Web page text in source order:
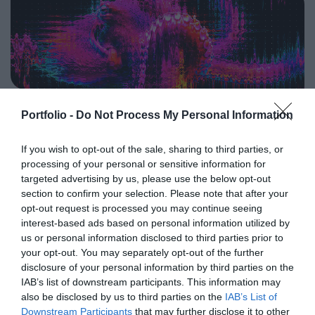
Portfolio - Do Not Process My Personal Information
If you wish to opt-out of the sale, sharing to third parties, or
processing of your personal or sensitive information for
targeted advertising by us, please use the below opt-out
section to confirm your selection. Please note that after your
opt-out request is processed you may continue seeing
interest-based ads based on personal information utilized by
us or personal information disclosed to third parties prior to
your opt-out. You may separately opt-out of the further
disclosure of your personal information by third parties on the
IAB’s list of downstream participants. This information may
also be disclosed by us to third parties on the IAB’s List of
Downstream Participants that may further disclose it to other
programkínálaton túl alkalmat teremt a szakmai
kapcsolatépítésre, a networkingre és az üzleti
tárgyalásokra, a színvonalas szakmai előadások és
kerekasztal-beszélgetések mellett pedig szórakoztató
műsorral járul hozzá a résztvevők feltöltődéséhez és
Konferencián adja át tizenegy kategóriában azokat az
legkiemelkedőbb szakmai teljesítményeinek és
eredményeinek elismeréséül szolgálnak. A díjakat az
agrárium legmeghatározóbb személyeségeiből áll szakmai
zsűri ítéli oda az ágazati szereplők benyújtott pályázatai
alapján.
agentic AI trend. Az önállóan cselekedni képes AI-
ügynökök, illetve az egyes üzleti, compliance és
adminisztratív folyamatokat támogató AI-eszközök és
vállalti megoldások korábban elképzelhetetlen sebességet
és rendkívüli hatékonyságbeli fejlődési lehetőséget adnak a
cégeknek. MIt kezdünk a megnyert munkaórákkal és a
megspórolt munkaerővel? A core bizniszt is felforgatja a
Nagyvállalatoknak és kkv-knak is szóló rendezvényünkön
többek között ezekre a kérdésekre is válaszokat keresünk
és adunk!
2026. november 18. Radisson Blu Béke Hotel
el, ki használja ügyesebben a kész megoldásokat. Hanem
azon, ki képes létrehozni, legyártani és birtokolni azokat a
technológiákat, amelyek nélkül mások sem tudnak majd
működni. Egy új akkumulátor, amely tovább tárolja az
energiát. Egy anyag, amely könnyebb, erősebb vagy
olcsóbban előállítható a korábbiaknál. Egy gyógyszer vagy
diagnosztikai eljárás, amely korábban kezelhetetlen
betegségekre ad választ. Robotikai rendszer, védelmi
technológia, új gyártási folyamat vagy űripari fejlesztés.
RÉSZLETEK & JEGYEK
PORTFOLIO KONFERENCIÁK 25 ÉVE